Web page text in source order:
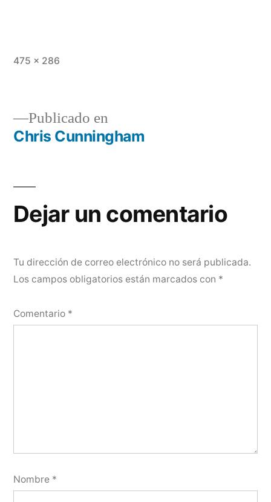
Tamaño
475 × 286
Navegación
entradas
Publicado en
Chris Cunningham
Dejar un comentario
Tu dirección de correo electrónico no será publicada.
Los campos obligatorios están marcados con *
Comentario *
Nombre *